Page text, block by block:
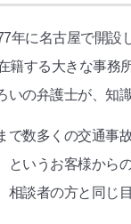
年に名古屋で開
籍する大きな事務
いの弁護士が、知
で数多くの交通事
というお客様から
相談者の方と同じ